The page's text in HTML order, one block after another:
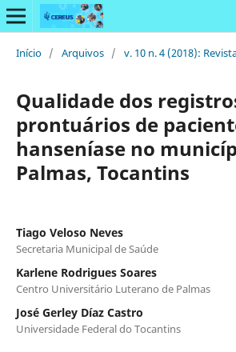
Início / Arquivos / v. 10 n. 4 (2018):
Qualidade dos
prontuários de
hanseníase no
Palmas, Tocantins
Tiago Veloso Neves
Secretaria Municipal de Saúde
Karlene Rodrigues Soares
Centro Universitário Luterano de Palmas
José Gerley Díaz Castro
Universidade Federal do Tocantins